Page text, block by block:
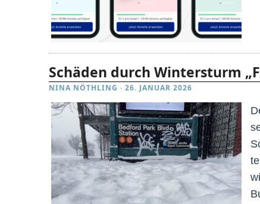
Schäden durch Wintersturm
NINA NÖTHLING · 26. JANUAR 2026